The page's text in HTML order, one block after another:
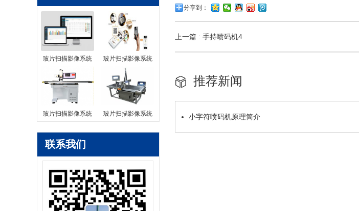
玻片扫描影像系统 玻片扫描影像系统
玻片扫描影像系统 玻片扫描影像系统
联系我们
分享到：
上一篇 : 手持喷码机4
推荐新闻
小字符喷码机原理简介